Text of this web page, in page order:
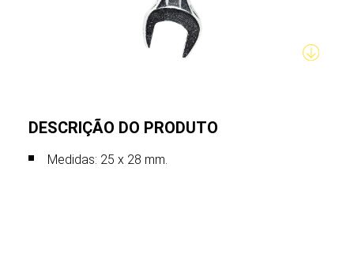
DESCRIÇÃO DO PRODUTO
Medidas: 25 x 28 mm.